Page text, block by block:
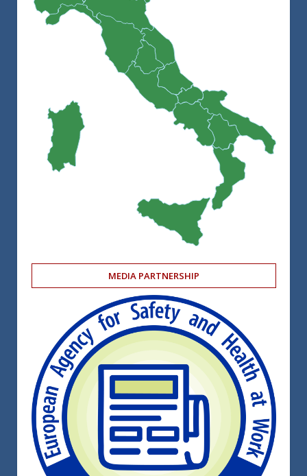
MEDIA PARTNERSHIP